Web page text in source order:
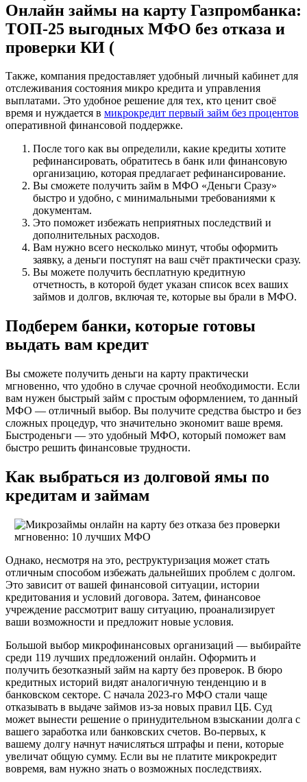
Онлайн займы на карту Газпромбанка:
ТОП-25 выгодных МФО без отказа и
проверки КИ (
Также, компания предоставляет удобный личный кабинет для
отслеживания состояния микро кредита и управления
выплатами. Это удобное решение для тех, кто ценит своё
время и нуждается в микрокредит первый займ без процентов
оперативной финансовой поддержке.
После того как вы определили, какие кредиты хотите
рефинансировать, обратитесь в банк или финансовую
организацию, которая предлагает рефинансирование.
Вы сможете получить займ в МФО «Деньги Сразу»
быстро и удобно, с минимальными требованиями к
документам.
Это поможет избежать неприятных последствий и
дополнительных расходов.
Вам нужно всего несколько минут, чтобы оформить
заявку, а деньги поступят на ваш счёт практически сразу.
Вы можете получить бесплатную кредитную
отчетность, в которой будет указан список всех ваших
займов и долгов, включая те, которые вы брали в МФО.
Подберем банки, которые готовы
выдать вам кредит
Вы сможете получить деньги на карту практически
мгновенно, что удобно в случае срочной необходимости. Если
вам нужен быстрый займ с простым оформлением, то данный
МФО — отличный выбор. Вы получите средства быстро и без
сложных процедур, что значительно экономит ваше время.
Быстроденьги — это удобный МФО, который поможет вам
быстро решить финансовые трудности.
Как выбраться из долговой ямы по
кредитам и займам
Однако, несмотря на это, реструктуризация может стать
отличным способом избежать дальнейших проблем с долгом.
Это зависит от вашей финансовой ситуации, истории
кредитования и условий договора. Затем, финансовое
учреждение рассмотрит вашу ситуацию, проанализирует
ваши возможности и предложит новые условия.
Большой выбор микрофинансовых организаций — выбирайте
среди 119 лучших предложений онлайн. Оформить и
получить безотказный займ на карту без проверок. В бюро
кредитных историй видят аналогичную тенденцию и в
банковском секторе. С начала 2023-го МФО стали чаще
отказывать в выдаче займов из-за новых правил ЦБ. Суд
может вынести решение о принудительном взыскании долга с
вашего заработка или банковских счетов. Во-первых, к
вашему долгу начнут начисляться штрафы и пени, которые
увеличат общую сумму. Если вы не платите микрокредит
вовремя, вам нужно знать о возможных последствиях.